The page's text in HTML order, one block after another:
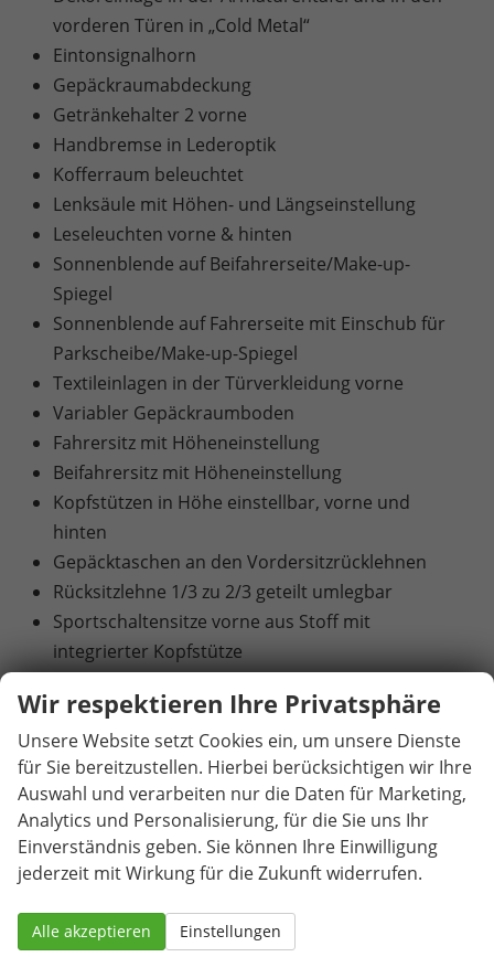
vorderen Türen in „Cold Metal“
Eintonsignalhorn
Gepäckraumabdeckung
Getränkehalter 2 vorne
Handbremse in Lederoptik
Kofferraum beleuchtet
Lenksäule mit Höhen- und Längseinstellung
Leseleuchten vorne & hinten
Sonnenblende auf Beifahrerseite/Make-up-
Spiegel
Sonnenblende auf Fahrerseite mit Einschub für
Parkscheibe/Make-up-Spiegel
Textileinlagen in der Türverkleidung vorne
Variabler Gepäckraumboden
Fahrersitz mit Höheneinstellung
Beifahrersitz mit Höheneinstellung
Kopfstützen in Höhe einstellbar, vorne und
hinten
Gepäcktaschen an den Vordersitzrücklehnen
Rücksitzlehne 1/3 zu 2/3 geteilt umlegbar
Sportschaltensitze vorne aus Stoff mit
integrierter Kopfstütze
Heiz- und Frischluftsystem mit 4-stufigem
Gebläse und Umluftschaltung
2-Zonen-Climatronic (Klimaanlage mit
elektronischer Temperaturregelung)
Pollenfilter
6 Lautsprecher
Infotainmentsystem mit 8,25" Display [USB-C-
Schnittstelle / Bluetooth-Schnittstelle mit
integrierter Freisprechanlage und Audio-
Streaming / Vorbereitet für die Aktivierung von
Wir respektieren Ihre Privatsphäre
Unsere Website setzt Cookies ein, um unsere Dienste
für Sie bereitzustellen. Hierbei berücksichtigen wir Ihre
Auswahl und verarbeiten nur die Daten für Marketing,
Analytics und Personalisierung, für die Sie uns Ihr
Einverständnis geben. Sie können Ihre Einwilligung
jederzeit mit Wirkung für die Zukunft widerrufen.
Alle akzeptieren Einstellungen